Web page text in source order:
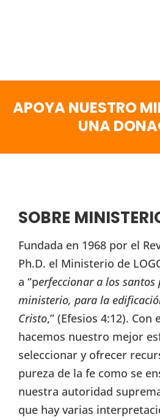
APOYA NUESTRO
UNA
SOBRE
Fundada en 1968 por el
Ph.D. el Ministerio de
a “perfeccionar a los
ministerio, para la
Cristo,” (Efesios 4:12). Con
hacemos nuestro mejor
seleccionar y ofrecer
pureza de la fe como se
nuestra autoridad
que hay varias